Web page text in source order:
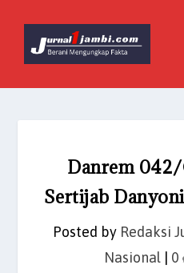
Danrem
Sertijab
Posted by Redaksi
Nasional| 0